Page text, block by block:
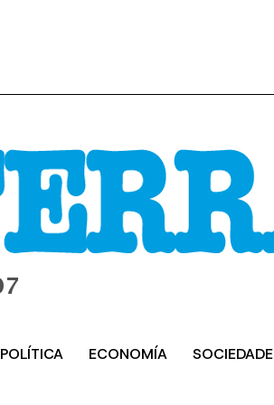
POLÍTICA ECONOMÍA SOCIEDADE